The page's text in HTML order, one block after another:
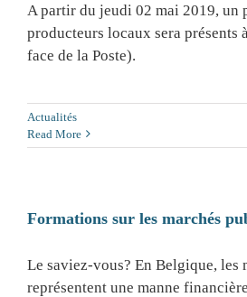
A partir du jeudi 02 mai 2019, un
producteurs locaux sera présents
face de la Poste).
Actualités
Read More
Formations sur les marchés
Le saviez-vous? En Belgique, les
représentent une manne